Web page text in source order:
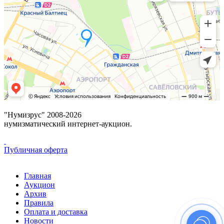
"Нумизрус" 2008-2026
нумизматический интернет-аукцион.
Публичная оферта
Главная
Аукцион
Архив
Правила
Оплата и доставка
Новости